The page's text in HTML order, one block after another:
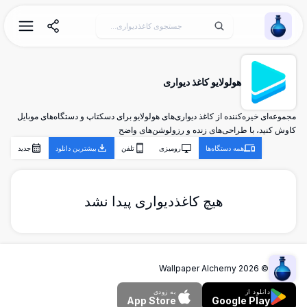
Wallpaper Alchemy
هولولایو کاغذ دیواری
مجموعه‌ای خیره‌کننده از کاغذ دیواری‌های هولولایو برای دسکتاپ و دستگاه‌های موبایل
کاوش کنید، با طراحی‌های زنده و رزولوشن‌های واضح
همه دستگاه‌ها رومیزی تلفن بیشترین دانلود جدید
هیچ کاغذدیواری پیدا نشد
©
2026
Wallpaper Alchemy
دانلود از
Google Play
به زودی
App Store